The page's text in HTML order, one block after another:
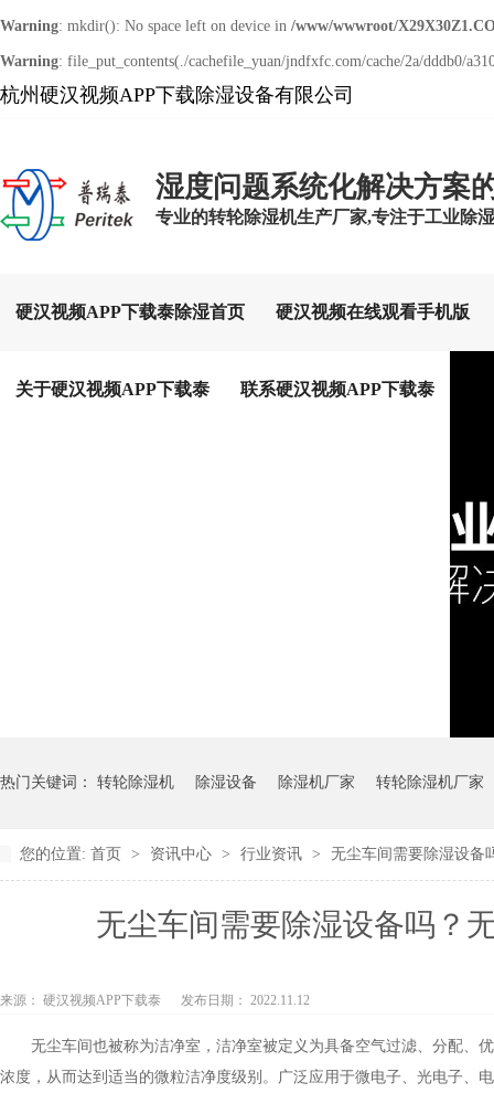
Warning: mkdir(): No space left on device in /www/wwwroot/
Warning: file_put_contents(./cachefile_yuan/jndfxfc.com/cache/2a/dddb0/
杭州硬汉视频APP下载除湿设备有限公司
湿度问题系统化解决方案
专业的转轮除湿机生产厂家,专注于工业除
硬汉视频APP下载泰除湿首页 硬汉视频在线观看手机版
关于硬汉视频APP下载泰 联系硬汉视频APP下载泰
热门关键词： 转轮除湿机 除湿设备 除湿机厂家 转轮除湿机厂家
您的位置: 首页 > 资讯中心 > 行业资讯 > 无尘车间需要除湿设备
无尘车间需要除湿设备吗？
来源： 硬汉视频APP下载泰 发布日期： 2022.11.12
无尘车间也被称为洁净室，洁净室被定义为具备空气过滤、分配、
浓度，从而达到适当的微粒洁净度级别。广泛应用于微电子、光电子、